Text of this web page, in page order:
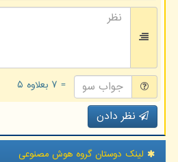
= ۷ بعلاوه ۵
نظر دادن
لینک دوستان گروه هوش مصنوعی